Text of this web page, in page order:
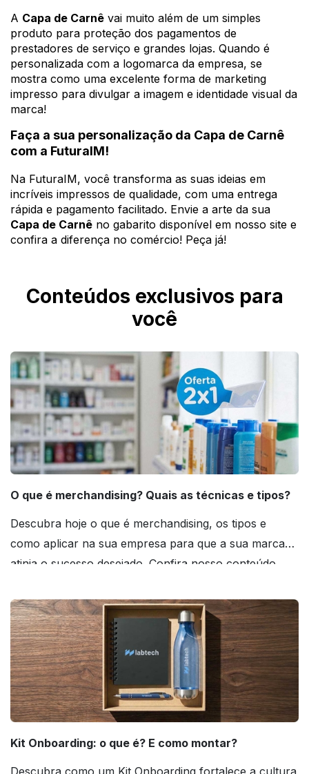
A Capa de Carnê vai muito além de um simples
produto para proteção dos pagamentos de
prestadores de serviço e grandes lojas. Quando é
personalizada com a logomarca da empresa, se
mostra como uma excelente forma de marketing
impresso para divulgar a imagem e identidade visual da
marca!
Faça a sua personalização da Capa de Carnê
com a FuturaIM!
Na FuturaIM, você transforma as suas ideias em
incríveis impressos de qualidade, com uma entrega
rápida e pagamento facilitado. Envie a arte da sua
Capa de Carnê no gabarito disponível em nosso site e
confira a diferença no comércio! Peça já!
Conteúdos exclusivos para
você
O que é merchandising? Quais as técnicas e tipos?
Descubra hoje o que é merchandising, os tipos e
como aplicar na sua empresa para que a sua marca
atinja o sucesso desejado. Confira nosso conteúdo
Kit Onboarding: o que é? E como montar?